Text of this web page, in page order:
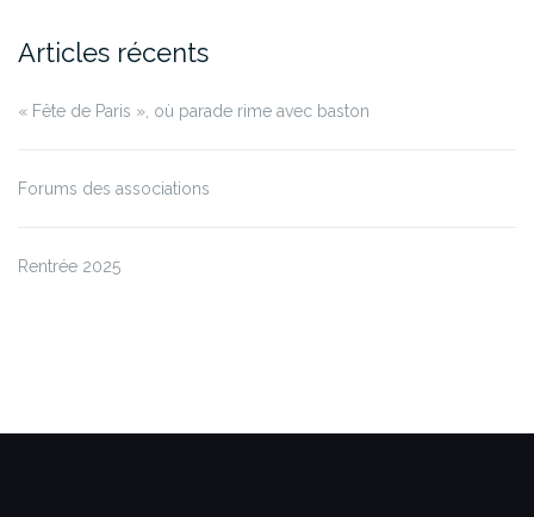
Articles récents
« Fête de Paris », où parade rime avec baston
Forums des associations
Rentrée 2025